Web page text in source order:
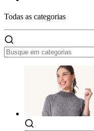
Todas as categorias